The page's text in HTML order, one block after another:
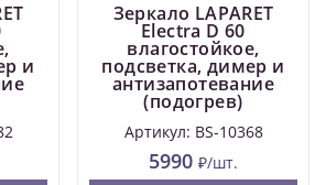
и
Зеркало LAPARET
Electra D 60
влагостойкое,
подсветка, димер и
антизапотевание
(подогрев)
Артикул: BS-10368
5990 ₽/шт.